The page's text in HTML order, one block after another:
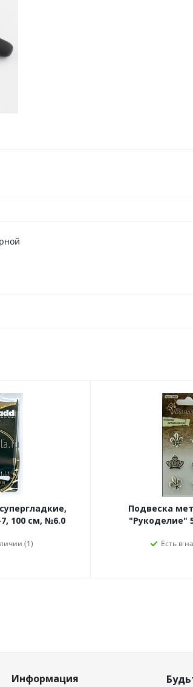
100 см, №6.0
(1)
Подвеска
"Рукоделие"
Есть в
Информация